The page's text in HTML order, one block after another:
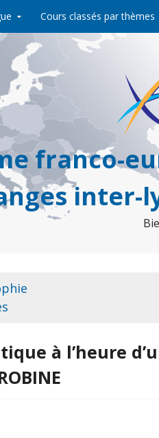
Cours classés par thèmes
franco-
inter-
à l’heure